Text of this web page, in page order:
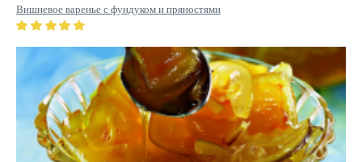
Вишневое варенье с фундуком и пряностями